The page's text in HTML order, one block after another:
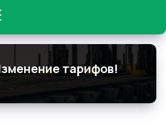
меню
тарифов!